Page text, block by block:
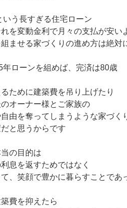
いう長すぎる住宅ローン
を変動金利で月々の支払が安い
ませる家づくりの進め方は絶対
年ローンを組めば、完済は80歳
ために建築費を吊り上げたり
オーナー様とご家族の
由を奪ってしまうような家づく
と思うからです
の目的は
息を返すためではなく
、笑顔で豊かに暮らすことであ
築費を抑えたら